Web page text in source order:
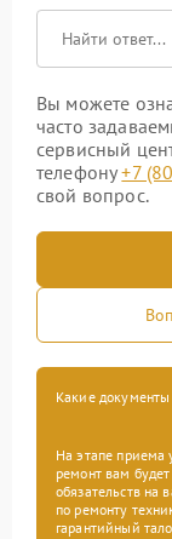
Вы можете
часто
сервисный
телефону+7
свой вопрос.
Какие документы
На этапе приема
ремонт вам
обязательств на
по ремонту
гарантийный